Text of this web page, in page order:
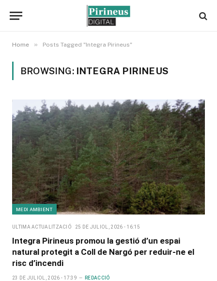
Home » Posts Tagged "Integra Pirineus"
BROWSING: INTEGRA PIRINEUS
MEDI AMBIENT
ULTIMA ACTUALITZACIÓ 25 DE JULIOL, 2026 - 16:15
Integra Pirineus promou la gestió d’un espai
natural protegit a Coll de Nargó per reduir-ne el
risc d’incendi
23 DE JULIOL, 2026 - 17:39 REDACCIÓ